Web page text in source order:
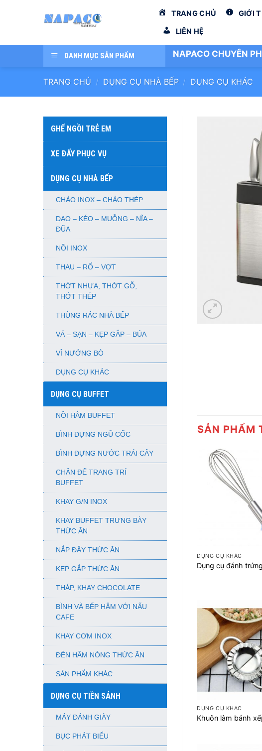
dung
TRANG CHỦ GIỚI
LIÊN HỆ
DANH MỤC SẢN PHẨM NAPACO CHUYÊN
TRANG CHỦ / DỤNG CỤ NHÀ BẾP / DỤNG CỤ KHÁC
GHẾ NGỒI TRẺ EM
XE ĐẨY PHỤC VỤ
DỤNG CỤ NHÀ BẾP
CHẢO INOX – CHẢO THÉP
DAO – KÉO – MUỖNG – NĨA –
ĐŨA
NỒI INOX
THAU – RỔ – VỢT
THỚT NHỰA, THỚT GỖ,
THỚT THÉP
THÙNG RÁC NHÀ BẾP
VÁ – SẠN – KẸP GẮP – BÚA
VỈ NƯỚNG BÒ
DỤNG CỤ KHÁC
DỤNG CỤ BUFFET
NỒI HÂM BUFFET
BÌNH ĐỰNG NGŨ CỐC
BÌNH ĐỰNG NƯỚC TRÁI CÂY
CHÂN ĐẾ TRANG TRÍ
BUFFET
KHAY G/N INOX
KHAY BUFFET TRƯNG BÀY
THỨC ĂN
NẮP ĐẬY THỨC ĂN
KẸP GẮP THỨC ĂN
THÁP, KHAY CHOCOLATE
BÌNH VÀ BẾP HÂM VỚI NẤU
CAFE
KHAY CƠM INOX
ĐÈN HÂM NÓNG THỨC ĂN
SẢN PHẨM KHÁC
DỤNG CỤ TIỀN SẢNH
MÁY ĐÁNH GIÀY
BỤC PHÁT BIỂU
SẢN PHẨM
DỤNG CỤ KHÁC
Dụng cụ đánh
+
DỤNG CỤ KHÁC
Khuôn làm bánh